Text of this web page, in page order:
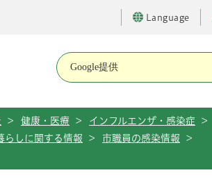
Language
> 健康・医療 > インフルエンザ・感染症
>
らしに関する情報 > 市職員の感染情報
>